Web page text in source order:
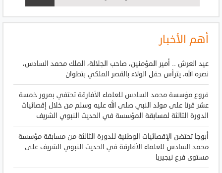
أهم الأخبار
عيد العرش .. أمير المؤمنين، صاحب الجلالة، الملك محمد السادس،
نصره الله، يترأس حفل الولاء بالقصر الملكي بتطوان
فروع مؤسسة محمد السادس للعلماء الأفارقة تحتفي بمرور خمسة
عشر قرنا على مولد النبي صلى الله عليه وسلم من خلال إقصائيات
الدورة الثالثة لمسابقة المؤسسة في الحديث النبوي الشريف
أبوجا تحتضن الإقصائيات الوطنية للدورة الثالثة من مسابقة مؤسسة
محمد السادس للعلماء الأفارقة في الحديث النبوي الشريف على
مستوى فرع نيجيريا